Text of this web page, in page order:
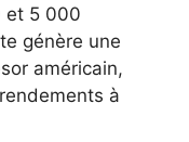
et 5 000
génère une
américain,
à